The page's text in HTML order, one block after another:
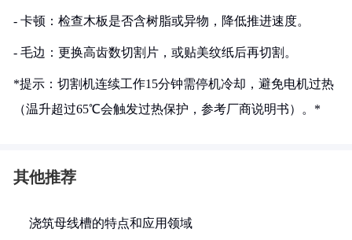
- 卡顿：检查木板是否含树脂或异物，降低推进速度。
- 毛边：更换高齿数切割片，或贴美纹纸后再切割。
*提示：切割机连续工作15分钟需停机冷却，避免电机过热
（温升超过65℃会触发过热保护，参考厂商说明书）。*
其他推荐
浇筑母线槽的特点和应用领域